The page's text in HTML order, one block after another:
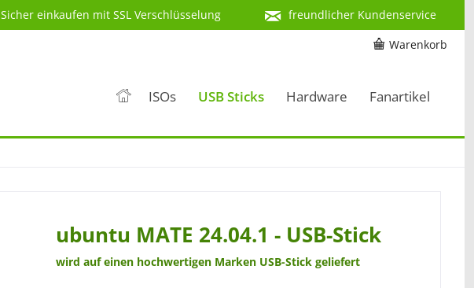
Sicher einkaufen mit SSL Verschlüsselung
freundlicher Kundenservice
Warenkorb
ISOs USB Sticks Hardware Fanartikel
ubuntu MATE 24.04.1 - USB-Stick
wird auf einen hochwertigen Marken USB-Stick geliefert